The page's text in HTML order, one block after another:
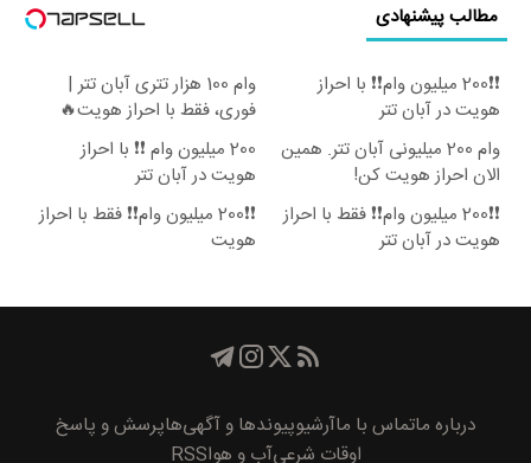
مطالب پیشنهادی
❗❗200 میلیون وام❗❗ با احراز
هویت در آبان تتر
وام 100 هزار تتری آبان تتر |
فوری، فقط با احراز هویت🔥
وام 200 میلیونی آبان تتر. همین
الان احراز هویت کن!
200 میلیون وام ❗❗ با احراز
هویت در آبان تتر
❗❗200 میلیون وام❗❗ فقط با احراز
هویت در آبان تتر
❗❗200 میلیون وام❗❗ فقط با احراز
هویت
درباره ماتماس با ماآرشیوپیوند‌ها و آگهی‌هاپرسش و پاسخ
اوقات شرعیآب و هواRSS